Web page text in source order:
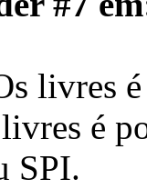
livres
é
SPI.